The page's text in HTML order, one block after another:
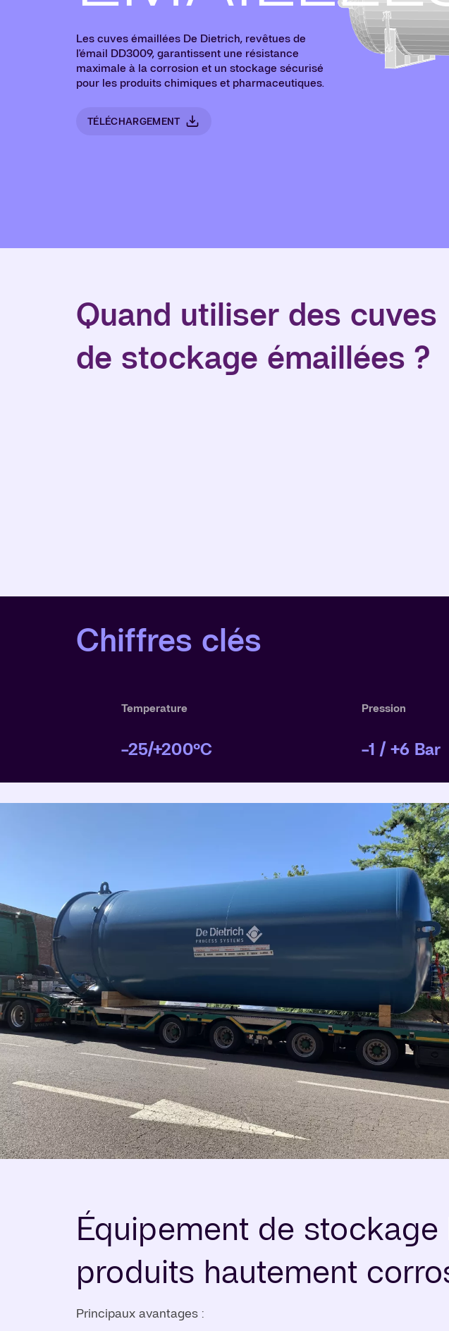
Les cuves émaillées De Dietrich, revêtues de
l'émail DD3009, garantissent une résistance
maximale à la corrosion et un stockage sécurisé
pour les produits chimiques et pharmaceutiques.
TÉLÉCHARGEMENT
Quand utiliser des cuves
de stockage émaillées ?
Chiffres clés
Temperature
-25/+200°C
Pression
-1 / +6 Bar
Équipement de
produits hautement
Principaux avantages :